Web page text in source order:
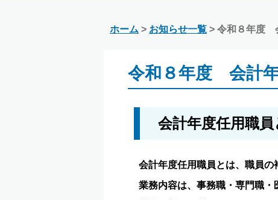
ホーム > お知らせ一覧 > 令和８年度
令和８年度 会計
会計年度任用職員
会計年度任用職員とは、職員の
業務内容は、事務職・専門職・